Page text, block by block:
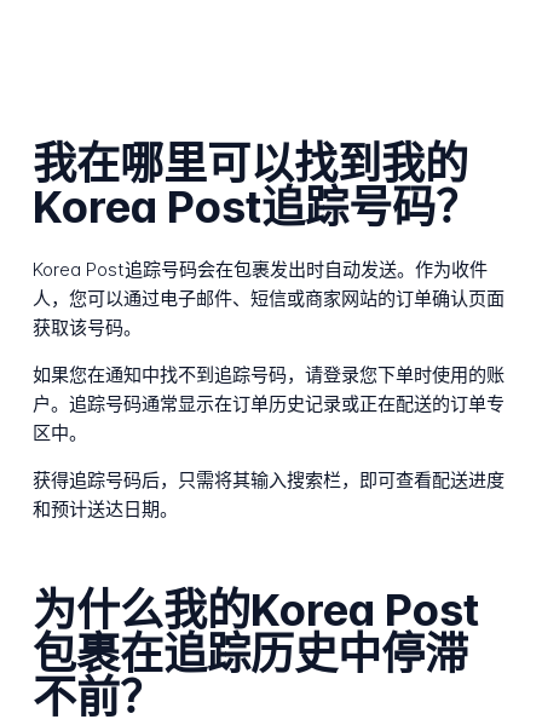
我在哪里可以找到我的
Korea Post追踪号码？
Korea Post追踪号码会在包裹发出时自动发送。作为收件
人，您可以通过电子邮件、短信或商家网站的订单确认页面
获取该号码。
如果您在通知中找不到追踪号码，请登录您下单时使用的账
户。追踪号码通常显示在订单历史记录或正在配送的订单专
区中。
获得追踪号码后，只需将其输入搜索栏，即可查看配送进度
和预计送达日期。
为什么我的Korea Post
包裹在追踪历史中停滞
不前？